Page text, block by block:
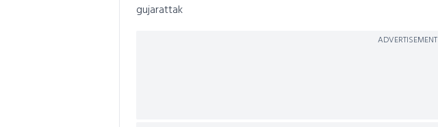
gujarattak
ADVERTISEMENT